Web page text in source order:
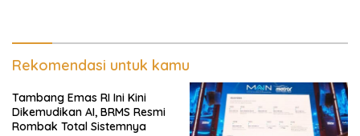
Rekomendasi untuk kamu
Tambang Emas RI Ini Kini
Dikemudikan AI, BRMS Resmi
Rombak Total Sistemnya